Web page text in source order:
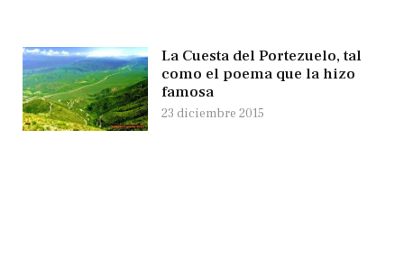
La Cuesta del Portezuelo, tal
como el poema que la hizo
famosa
23 diciembre 2015